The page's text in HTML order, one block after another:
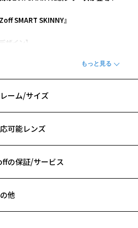
Zoff SMART SKINNY』
デザイン】
ーツが顔回りを明るく見せます。
プルは従来よりも細さを追求しました。モ
バーモダン。
ンジュエリーのように、ずっと身につけてい
タイリングポイント】
プルなデザインながら高級感のあるデザイ
ます。
ーム/サイズ
リッジ(鼻部分)の横幅：20mm
可能レンズ
フレームとレンズの合計料金を知
の保証/サービス
他